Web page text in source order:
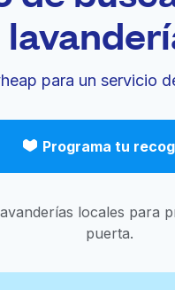
para un servicio
Programa tu
locales para
puerta.